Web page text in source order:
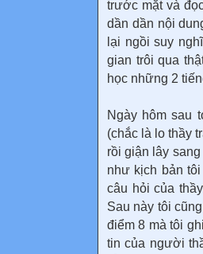
trước mặt và
dần dần nội
lại ngồi suy
gian trôi qua
học những 2
Ngày hôm sau
(chắc là lo thầy
rồi giận lây
như kịch bản
câu hỏi của
Sau này tôi
điểm 8 mà tôi
tin của người